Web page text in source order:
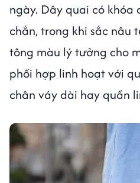
ngày. Dây quai có
chắn, trong khi sắc nâu
tông màu lý tưởng cho
phối hợp linh hoạt với
chân váy dài hay quần